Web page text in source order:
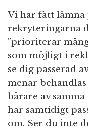
Vi har fått lämna
rekryteringarna
”prioriterar
som möjligt i
se dig passerad
menar
bärare av
har samtidigt
om. Ser du inte